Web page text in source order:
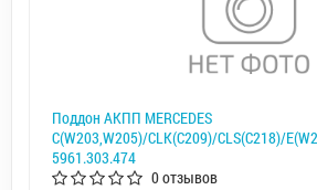
Поддон АКПП MERCEDES
C(W203,W205)/CLK(C209)/CLS(C218)/
5961.303.474
0 отзывов